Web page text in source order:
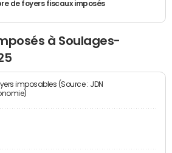
de foyers fiscaux imposés
à Soulages-
imposables (Source : JDN